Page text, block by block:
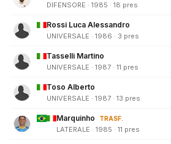
DIFENSORE · 1985 · 18 pres
Rossi Luca Alessandro
UNIVERSALE · 1986 · 3 pres
Tasselli Martino
UNIVERSALE · 1987 · 11 pres
Toso Alberto
UNIVERSALE · 1987 · 13 pres
Marquinho TRASF.
LATERALE · 1985 · 11 pres